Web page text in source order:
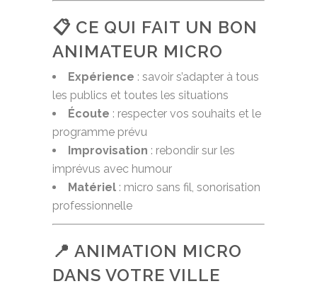
📋 CE QUI FAIT UN BON
ANIMATEUR MICRO
Expérience : savoir s’adapter à tous
les publics et toutes les situations
Écoute : respecter vos souhaits et le
programme prévu
Improvisation : rebondir sur les
imprévus avec humour
Matériel : micro sans fil, sonorisation
professionnelle
📍 ANIMATION MICRO
DANS VOTRE VILLE